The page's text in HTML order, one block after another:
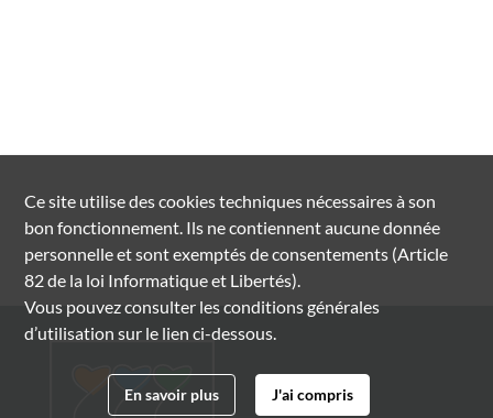
Ce site utilise descookiestechniques nécessaires à son
bon fonctionnement. Ils ne contiennent aucune donnée
personnelle et sont exemptés de consentements (Article
82 de la loi Informatique et Libertés).
Vous pouvez consulter les conditions générales
d’utilisation sur le lien ci-dessous.
En savoir plus J'ai compris